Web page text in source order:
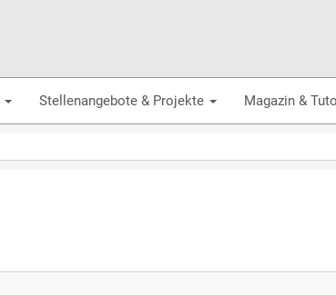
Stellenangebote & Projekte Magazin &